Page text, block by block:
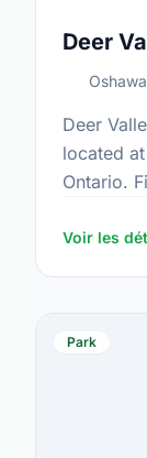
Deer
Deer
located
Ontario.
Voir les
Park